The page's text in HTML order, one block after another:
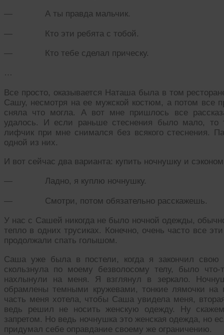
— А ты правда мальчик.
— Кто эти ребята с тобой.
— Кто тебе сделал прическу.
…
Все просто, оказывается Наташа была в том
Сашу, несмотря на ее мужской костюм, а потом все
сняла что могла. А вот мне пришлось все
удалось. И если раньше стеснения было мало, то
лифчик при мне снимался без всякого стеснения.
одной из них.
И вот сейчас два варианта: купить ночнушку и
— Ладно, я куплю ночнушку.
— Смотри, потом обязательно расскажешь.
У нас с Сашей никогда не было ночной одежды,
тепло в одних трусиках. Конечно, очень часто все
продолжали спать голышом.
Саша уже была в постели, когда я закончил свою
скользнула по моему безволосому телу, было
нахлынули на меня. Я взглянул в зеркало.
обрамлены темными кружевами, тонкие лямочки
часть меня хотела, чтобы Саша увидела меня,
ведь решил не носить женскую одежду. Ну
запретом. Но ведь ночнушка это женская одежда, но
придумал себе оправдание своему же ограничению.